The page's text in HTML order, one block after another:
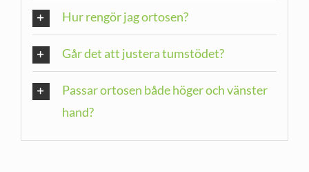
Hur rengör jag ortosen?
Går det att justera tumstödet?
Passar ortosen både höger och vänster
hand?